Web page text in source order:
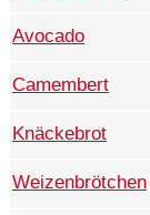
Avocado
Camembert
Knäckebrot
Weizenbrötchen